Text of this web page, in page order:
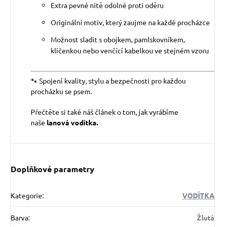
Extra pevné nitě odolné proti oděru
Originální motiv, který zaujme na každé procházce
Možnost sladit s obojkem, pamlskovníkem,
klíčenkou nebo venčící kabelkou ve stejném vzoru
🐾 Spojení kvality, stylu a bezpečnosti pro každou
procházku se psem.
Přečtěte si také náš článek o tom, jak vyrábíme
naše lanová vodítka.
Doplňkové parametry
Kategorie: VODÍTKA
Barva: Žlutá